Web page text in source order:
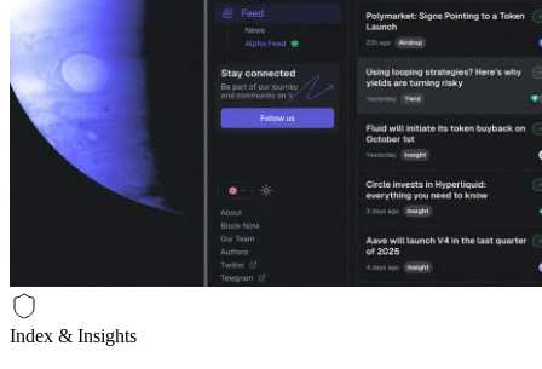
Index & Insights